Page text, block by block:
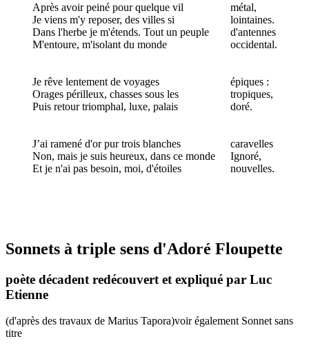
Après avoir peiné pour quelque vil
Je viens m'y reposer, des villes si
Dans l'herbe je m'étends. Tout un peuple
M'entoure, m'isolant du monde
métal,
lointaines.
d'antennes
occidental.
Je rêve lentement de voyages
Orages périlleux, chasses sous les
Puis retour triomphal, luxe, palais
épiques :
tropiques,
doré.
J’ai ramené d'or pur trois blanches
Non, mais je suis heureux, dans ce monde
Et je n'ai pas besoin, moi, d'étoiles
caravelles
Ignoré,
nouvelles.
Sonnets à triple sens d'Adoré Floupette
poète décadent redécouvert et expliqué par Luc
Etienne
(d'après des travaux de Marius Tapora)voir également Sonnet sans
titre